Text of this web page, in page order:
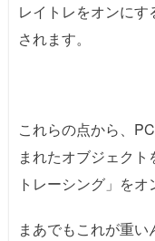
レイトレをオンにす
されます。
これらの点から、
まれたオブジェク
トレーシング」をオ
まあでもこれが重い